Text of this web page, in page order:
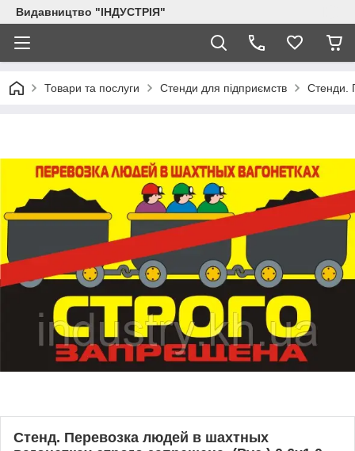
Видавництво "ІНДУСТРІЯ"
Товари та послуги Стенди для підприємств Стенди.
Стенд. Перевозка людей в шахтных